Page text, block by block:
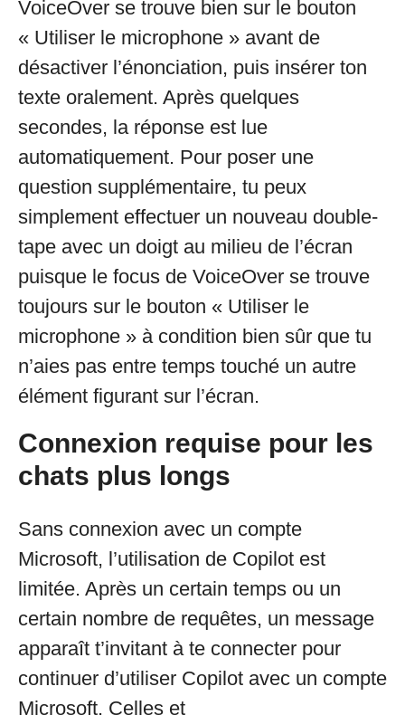
VoiceOver se trouve bien sur le bouton
« Utiliser le microphone » avant de
désactiver l’énonciation, puis insérer ton
texte oralement. Après quelques
secondes, la réponse est lue
automatiquement. Pour poser une
question supplémentaire, tu peux
simplement effectuer un nouveau double-
tape avec un doigt au milieu de l’écran
puisque le focus de VoiceOver se trouve
toujours sur le bouton « Utiliser le
microphone » à condition bien sûr que tu
n’aies pas entre temps touché un autre
élément figurant sur l’écran.
Connexion requise pour les
chats plus longs
Sans connexion avec un compte
Microsoft, l’utilisation de Copilot est
limitée. Après un certain temps ou un
certain nombre de requêtes, un message
apparaît t’invitant à te connecter pour
continuer d’utiliser Copilot avec un compte
Microsoft. Celles et